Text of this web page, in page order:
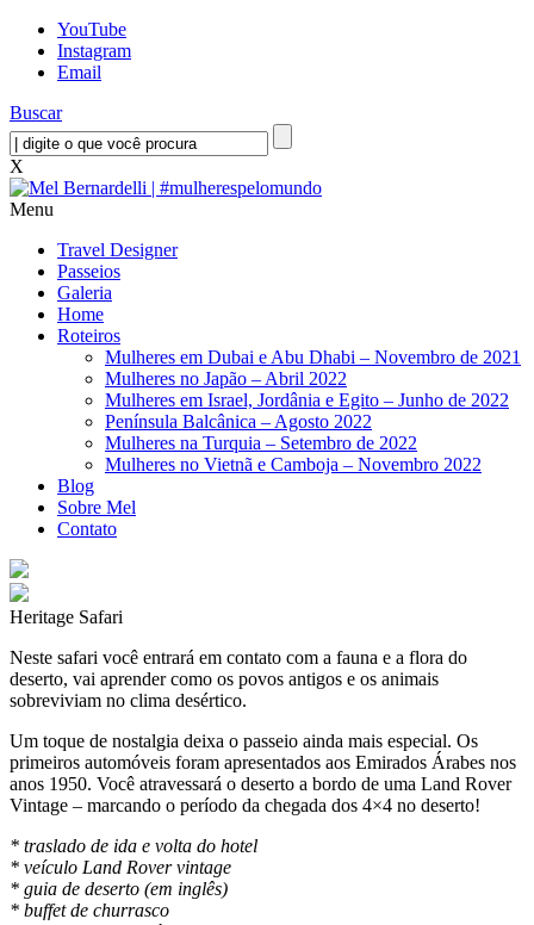
YouTube
Instagram
Email
Buscar
X
Menu
Travel Designer
Passeios
Galeria
Home
Roteiros
Mulheres em Dubai e Abu Dhabi – Novembro de 2021
Mulheres no Japão – Abril 2022
Mulheres em Israel, Jordânia e Egito – Junho de 2022
Península Balcânica – Agosto 2022
Mulheres na Turquia – Setembro de 2022
Mulheres no Vietnã e Camboja – Novembro 2022
Blog
Sobre Mel
Contato
Heritage Safari
Neste safari você entrará em contato com a fauna e a flora do
deserto, vai aprender como os povos antigos e os animais
sobreviviam no clima desértico.
Um toque de nostalgia deixa o passeio ainda mais especial. Os
primeiros automóveis foram apresentados aos Emirados Árabes nos
anos 1950. Você atravessará o deserto a bordo de uma Land Rover
Vintage – marcando o período da chegada dos 4×4 no deserto!
* traslado de ida e volta do hotel
* veículo Land Rover vintage
* guia de deserto (em inglês)
* buffet de churrasco